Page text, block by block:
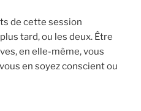
de cette session
tard, ou les deux. Être
en elle-même, vous
en soyez conscient ou